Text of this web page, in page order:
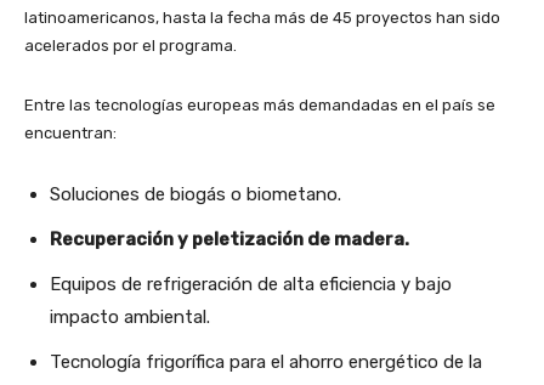
latinoamericanos, hasta la fecha más de 45 proyectos han sido
acelerados por el programa.
Entre las tecnologías europeas más demandadas en el país se
encuentran:
Soluciones de biogás o biometano.
Recuperación y peletización de madera.
Equipos de refrigeración de alta eficiencia y bajo
impacto ambiental.
Tecnología frigorífica para el ahorro energético de la